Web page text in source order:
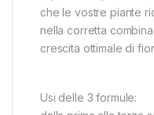
che le vostre piante
nella corretta
crescita ottimale di
Usi delle 3 formule: